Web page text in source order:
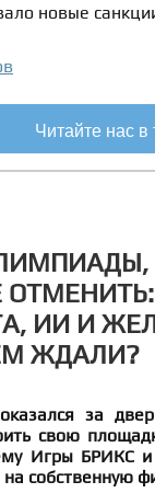
новые
Читайте нас в
ИИ И
ЖДАЛИ?
оказался за
свою
Игры БРИКС
собственную